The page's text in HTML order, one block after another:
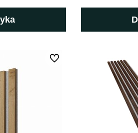
Do ulubionych